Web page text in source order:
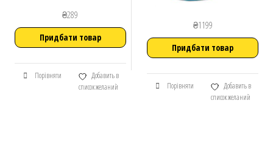
₴289
Придбати товар
Порівняти
Добавить в
список желаний
₴1199
Придбати товар
Порівняти
Добавить в
список желаний